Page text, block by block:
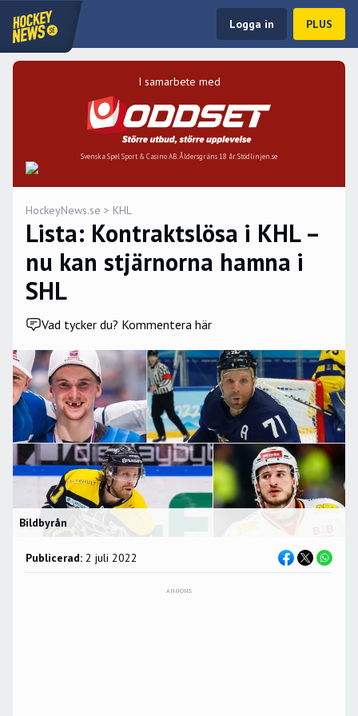
Logga in PLUS
I samarbete med
Svenska Spel Sport & Casino AB. Åldersgräns 18 år. Stödlinjen.se
HockeyNews.se > KHL
Lista: Kontraktslösa i KHL –
nu kan stjärnorna hamna i
SHL
Vad tycker du? Kommentera här
Bildbyrån
Publicerad: 2 juli 2022
ANNONS